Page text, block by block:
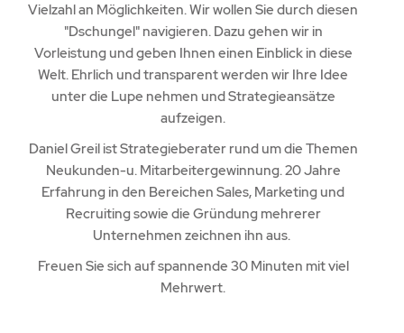
Vielzahl an Möglichkeiten. Wir wollen Sie durch diesen
"Dschungel" navigieren. Dazu gehen wir in
Vorleistung und geben Ihnen einen Einblick in diese
Welt. Ehrlich und transparent werden wir Ihre Idee
unter die Lupe nehmen und Strategieansätze
aufzeigen.
Daniel Greil ist Strategieberater rund um die Themen
Neukunden-u. Mitarbeitergewinnung. 20 Jahre
Erfahrung in den Bereichen Sales, Marketing und
Recruiting sowie die Gründung mehrerer
Unternehmen zeichnen ihn aus.
Freuen Sie sich auf spannende 30 Minuten mit viel
Mehrwert.